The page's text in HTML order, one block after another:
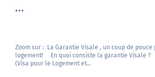
...
Zoom sur : La Garantie Visale , un coup de pouce
logement! En quoi consiste la garantie Visale ?
(Visa pour le Logement et...